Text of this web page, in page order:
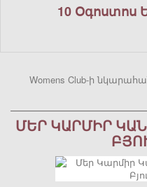
10 Օգոստոս
Womens Club-ի
ՄԵՐ ԿԱՐՄԻՐ